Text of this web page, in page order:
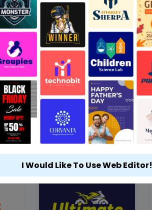
I Would Like To Use Web Editor!